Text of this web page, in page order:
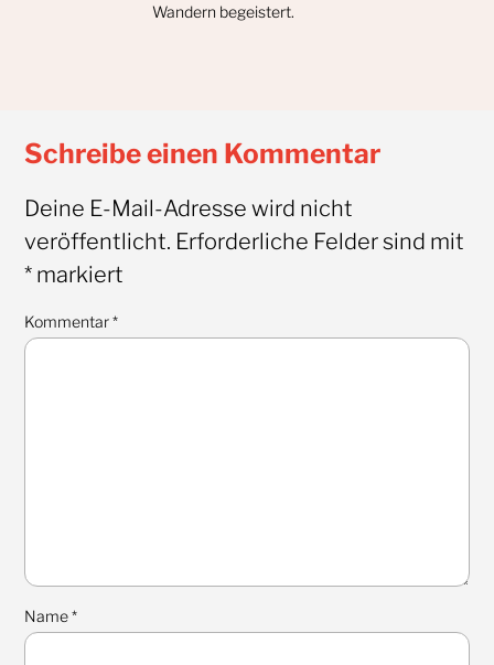
Wandern begeistert.
Schreibe einen Kommentar
Deine E-Mail-Adresse wird nicht
veröffentlicht. Erforderliche Felder sind mit
*markiert
Kommentar*
Name*